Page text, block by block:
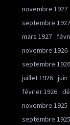
novembre 1927
septembre 1927
mars 1927
novembre 1926
septembre 1926
juillet 1926 juin
février 1926
novembre 1925
septembre 1925